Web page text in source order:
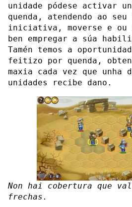
unidade pódese activar
quenda, atendendo ao
iniciativa, moverse e ou
ben empregar a súa
Tamén temos a
feitizo por quenda,
maxia cada vez que unha
unidades recibe dano.
Non hai cobertura que
frechas.